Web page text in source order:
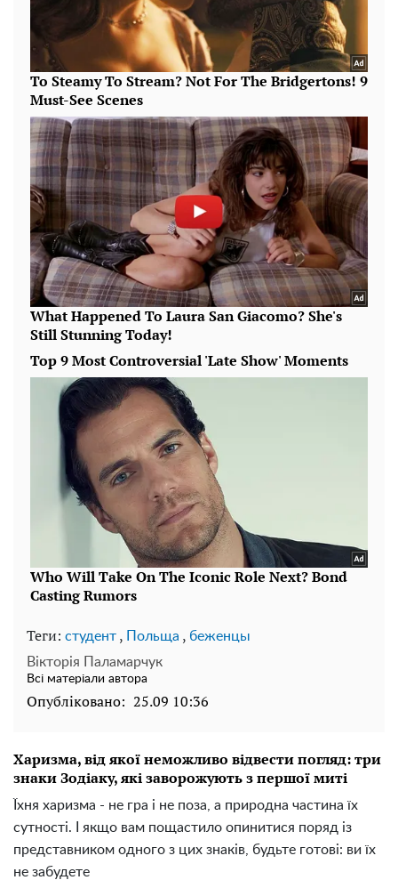
Теги: студент , Польща , беженцы
Вікторія Паламарчук
Всі матеріали автора
Опубліковано: 25.09 10:36
Харизма, від якої неможливо відвести погляд: три
знаки Зодіаку, які заворожують з першої миті
Їхня харизма - не гра і не поза, а природна частина їх
сутності. І якщо вам пощастило опинитися поряд із
представником одного з цих знаків, будьте готові: ви їх
не забудете